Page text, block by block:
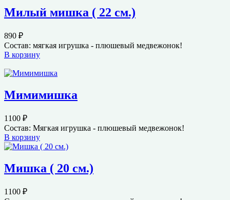
Милый мишка ( 22 см.)
890 ₽
Состав: мягкая игрушка - плюшевый медвежонок!
В корзину
Мимимишка
1100 ₽
Состав: Мягкая игрушка - плюшевый медвежонок!
В корзину
Мишка ( 20 см.)
1100 ₽